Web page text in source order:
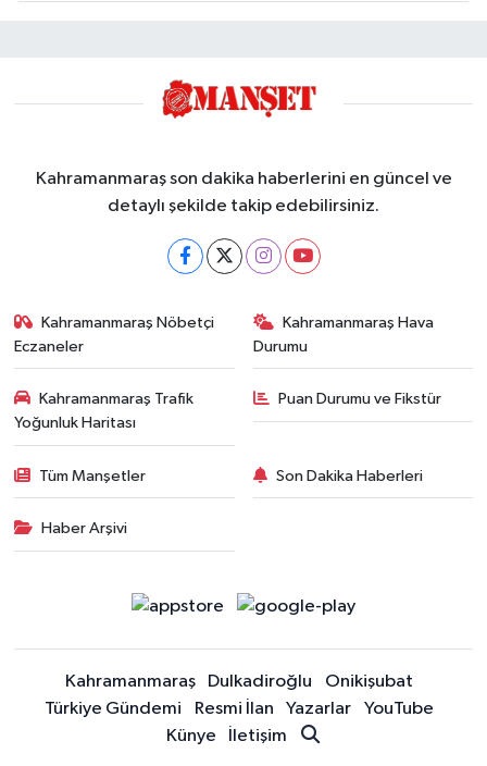
Kahramanmaraş son dakika haberlerini en güncel ve
detaylı şekilde takip edebilirsiniz.
Kahramanmaraş Nöbetçi
Eczaneler
Kahramanmaraş Hava
Durumu
Kahramanmaraş Trafik
Yoğunluk Haritası
Puan Durumu ve Fikstür
Tüm Manşetler Son Dakika Haberleri
Haber Arşivi
Kahramanmaraş Dulkadiroğlu
Onikişubat
Türkiye Gündemi
Resmi İlan Yazarlar
YouTube
Künye
İletişim